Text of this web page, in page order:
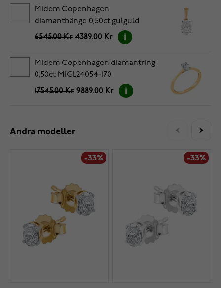
Midem Copenhagen
diamanthänge 0,50ct gulguld
6545.00 Kr 4389.00 Kr
Midem Copenhagen diamantring
0,50ct MIGL24054-170
17545.00 Kr 9889.00 Kr
Andra modeller
-33% -33%